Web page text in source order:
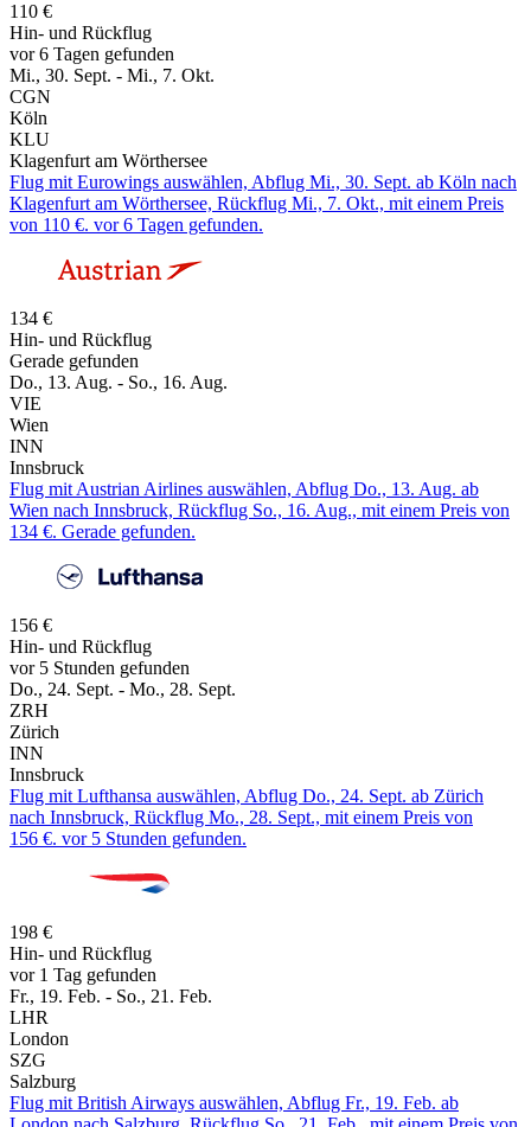
110 €
Hin- und Rückflug
vor 6 Tagen gefunden
Mi., 30. Sept. - Mi., 7. Okt.
CGN
Köln
KLU
Klagenfurt am Wörthersee
Flug mit Eurowings auswählen, Abflug Mi., 30. Sept. ab Köln nach
Klagenfurt am Wörthersee, Rückflug Mi., 7. Okt., mit einem Preis
von 110 €. vor 6 Tagen gefunden.
134 €
Hin- und Rückflug
Gerade gefunden
Do., 13. Aug. - So., 16. Aug.
VIE
Wien
INN
Innsbruck
Flug mit Austrian Airlines auswählen, Abflug Do., 13. Aug. ab
Wien nach Innsbruck, Rückflug So., 16. Aug., mit einem Preis von
134 €. Gerade gefunden.
156 €
Hin- und Rückflug
vor 5 Stunden gefunden
Do., 24. Sept. - Mo., 28. Sept.
ZRH
Zürich
INN
Innsbruck
Flug mit Lufthansa auswählen, Abflug Do., 24. Sept. ab Zürich
nach Innsbruck, Rückflug Mo., 28. Sept., mit einem Preis von
156 €. vor 5 Stunden gefunden.
198 €
Hin- und Rückflug
vor 1 Tag gefunden
Fr., 19. Feb. - So., 21. Feb.
LHR
London
SZG
Salzburg
Flug mit British Airways auswählen, Abflug Fr., 19. Feb. ab